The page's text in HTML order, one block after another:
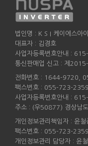
법인명 : K S I 케이에스아이
대표자 : 김경호
사업자등록번호안내 :
통신판매업 신고 : 제
전화번호 : 1644-9720,
팩스번호 : 055-723-2359
사업자등록번호안내 :
주소 : (우50877) 경상남
개인정보관리책임자 : 윤철
팩스번호 : 055-723-2359
개인정보관리 담당자 : 윤